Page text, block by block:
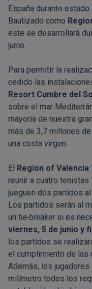
España durante
Bautizado como
este se desarrollará
junio.
Para permitir la
cedido las
Resort Cumbre del
sobre el mar
mayoría de nuestra
más de 3,7 millones
una costa virgen.
El Region of Valencia
reunir a cuatro tenistas
jueguen dos partidos
Los partidos serán al
un tie-breakersi es
viernes, 5 de junio y
los partidos se
el cumplimiento de las
Además, los
milímetro todos los